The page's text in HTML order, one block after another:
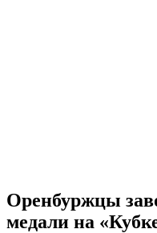
Оренбуржцы
медали на